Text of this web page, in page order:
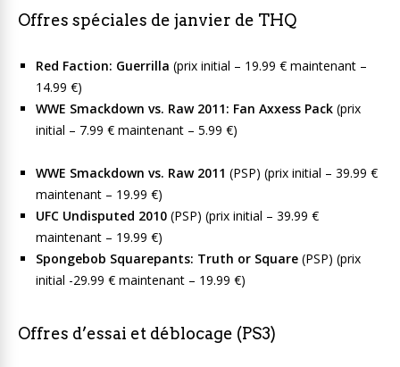
Offres spéciales de janvier de THQ
Red Faction: Guerrilla (prix initial – 19.99 € maintenant –
14.99 €)
WWE Smackdown vs. Raw 2011: Fan Axxess Pack (prix
initial – 7.99 € maintenant – 5.99 €)
WWE Smackdown vs. Raw 2011 (PSP) (prix initial – 39.99 €
maintenant – 19.99 €)
UFC Undisputed 2010 (PSP) (prix initial – 39.99 €
maintenant – 19.99 €)
Spongebob Squarepants: Truth or Square (PSP) (prix
initial -29.99 € maintenant – 19.99 €)
Offres d’essai et déblocage (PS3)